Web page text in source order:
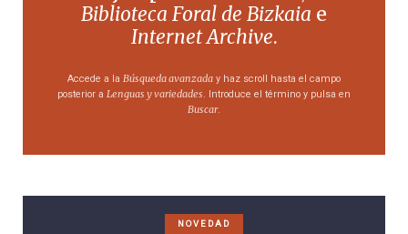
Biblioteca Foral de Bizkaia e
Internet Archive.
Accede a la Búsqueda avanzada y haz scroll hasta el campo
posterior a Lenguas y variedades . Introduce el término y pulsa en
Buscar.
NOVEDAD